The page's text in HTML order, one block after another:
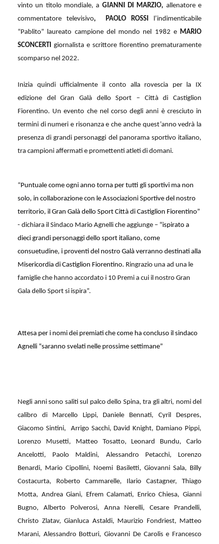
vinto un titolo mondiale, a GIANNI DI MARZIO, allenatore e
commentatore televisivo, PAOLO ROSSI
l’indimenticabile
“Pablito” laureato campione del mondo nel 1982 e MARIO
SCONCERTI giornalista e scrittore fiorentino prematuramente
scomparso nel 2022.
Inizia quindi ufficialmente il conto alla rovescia per la IX
edizione del Gran Galà dello Sport – Città di Castiglion
Fiorentino. Un evento che nel corso degli anni è cresciuto in
termini di numeri e risonanza e che anche quest’anno vedrà la
presenza di grandi personaggi del panorama sportivo italiano,
tra campioni affermati e promettenti atleti di domani.
“Puntuale come ogni anno torna per tutti gli sportivi ma non
solo, in collaborazione con le Associazioni Sportive del nostro
territorio, il Gran Galà dello Sport Città di Castiglion Fiorentino”
- dichiara il Sindaco Mario Agnelli che aggiunge – “ispirato a
dieci grandi personaggi dello sport italiano, come
consuetudine, i proventi del nostro Galà verranno destinati alla
Misericordia di Castiglion Fiorentino. Ringrazio una ad una le
famiglie che hanno accordato i 10 Premi a cui il nostro Gran
Gala dello Sport si ispira”.
Attesa per i nomi dei premiati che come ha concluso il sindaco
Agnelli “saranno svelati nelle prossime settimane”
Negli anni sono saliti sul palco dello Spina, tra gli altri, nomi del
calibro di Marcello Lippi, Daniele Bennati, Cyril Despres,
Giacomo Sintini, Arrigo Sacchi, David Knight, Damiano Pippi,
Lorenzo Musetti, Matteo Tosatto, Leonard Bundu, Carlo
Ancelotti, Paolo Maldini, Alessandro Petacchi, Lorenzo
Benardi, Mario Cipollini, Noemi Basiletti, Giovanni Sala, Billy
Costacurta, Roberto Cammarelle, Ilario Castagner, Thiago
Motta, Andrea Giani, Efrem Calamati, Enrico Chiesa, Gianni
Bugno, Alberto Polverosi, Anna Nerelli, Cesare Prandelli,
Christo Zlatav, Gianluca Astaldi, Maurizio Fondriest, Matteo
Marani, Alessandro Botturi, Giovanni De Carolis e Francesco